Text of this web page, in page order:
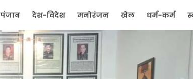
पंजाब देश-विदेश मनोरंजन खेल धर्म-कर्म
जन मुद्दे